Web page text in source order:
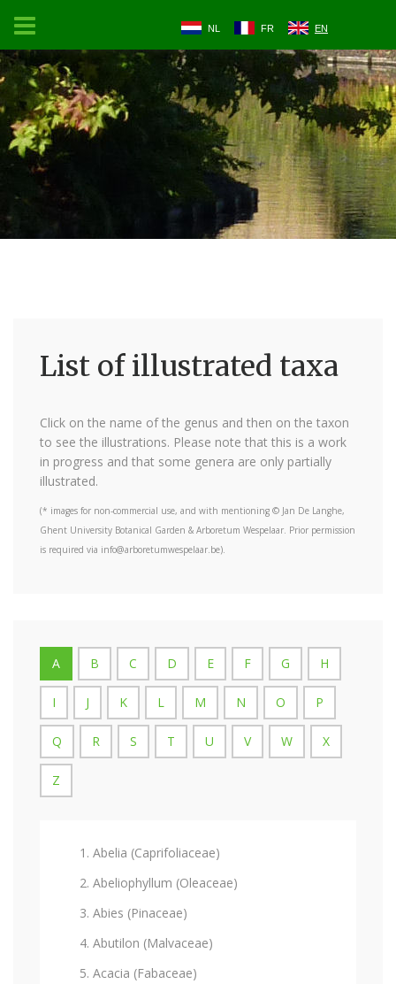
NL FR EN
List of illustrated taxa
Click on the name of the genus and then on the taxon
to see the illustrations. Please note that this is a work
in progress and that some genera are only partially
illustrated.
(* images for non-commercial use, and with mentioning © Jan De Langhe,
Ghent University Botanical Garden & Arboretum Wespelaar. Prior permission
is required via info@arboretumwespelaar.be).
A B C D E F G H
I J K L M N O P
Q R S T U V W X
Z
Abelia (Caprifoliaceae)
Abeliophyllum (Oleaceae)
Abies (Pinaceae)
Abutilon (Malvaceae)
Acacia (Fabaceae)